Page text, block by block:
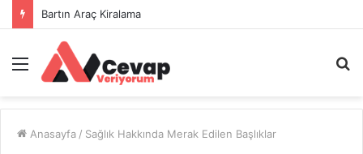
İstanbul Hurdacı Firmaları ve Hurda Fiyatları
Menü
...
Anasayfa / Sağlık Hakkında Merak Edilen Başlıklar